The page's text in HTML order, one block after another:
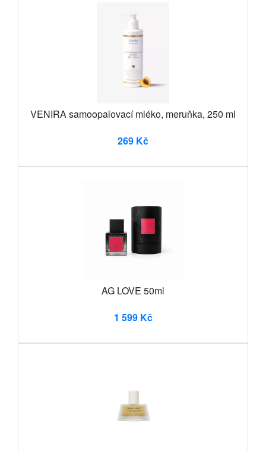
VENIRA samoopalovací mléko, meruňka, 250 ml
269 Kč
AG LOVE 50ml
1 599 Kč